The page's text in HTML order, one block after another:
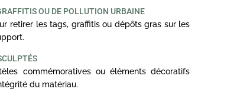
OU DE POLLUTION URBAINE
retirer les tags, graffitis ou dépôts gras sur les
commémoratives ou éléments décoratifs
du matériau.